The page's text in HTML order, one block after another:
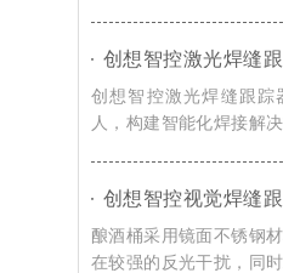
升了企业的竞争力。
创想智控激光焊缝
机器人，实现转向架
创想智控激光焊缝跟踪
人，构建智能化焊接解
接系统对车辆转向架适应
创想智控视觉焊缝
协作机器人，赋能
升级
酿酒桶采用镜面不锈钢
在较强的反光干扰，同